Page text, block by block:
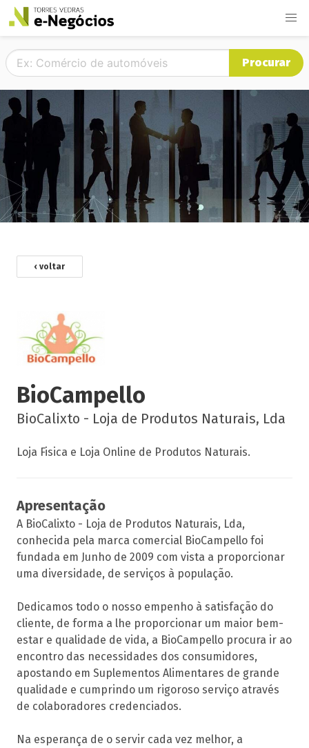
Procurar
‹ voltar
BioCampello
BioCalixto - Loja de Produtos Naturais, Lda
Loja Fisica e Loja Online de Produtos Naturais.
Apresentação
A BioCalixto - Loja de Produtos Naturais, Lda,
conhecida pela marca comercial BioCampello foi
fundada em Junho de 2009 com vista a proporcionar
uma diversidade, de serviços à população.
Dedicamos todo o nosso empenho à satisfação do
cliente, de forma a lhe proporcionar um maior bem-
estar e qualidade de vida, a BioCampello procura ir ao
encontro das necessidades dos consumidores,
apostando em Suplementos Alimentares de grande
qualidade e cumprindo um rigoroso serviço através
de colaboradores credenciados.
Na esperança de o servir cada vez melhor, a